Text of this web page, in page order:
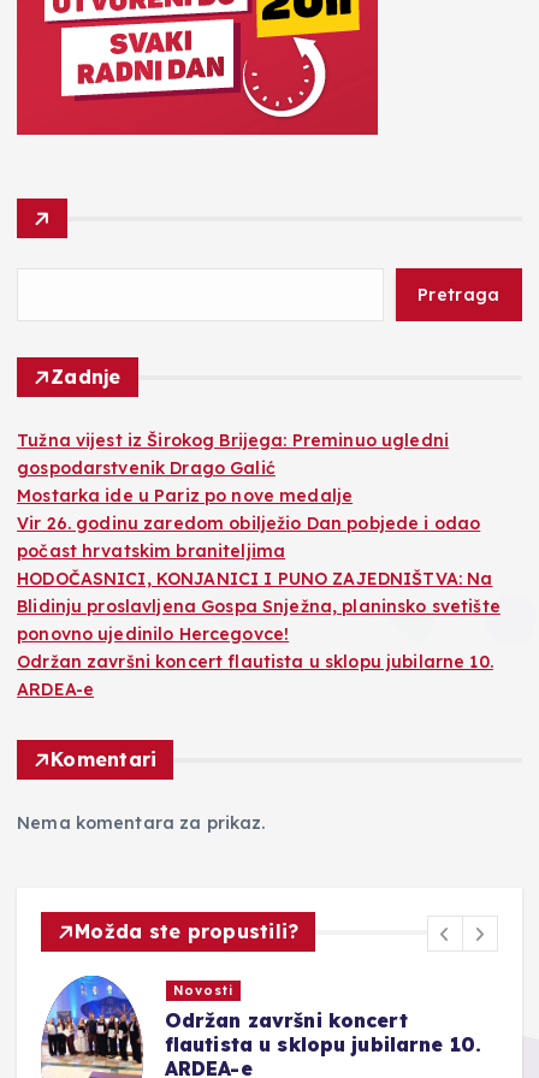
Pretraga
Zadnje
Tužna vijest iz Širokog Brijega: Preminuo ugledni
gospodarstvenik Drago Galić
Mostarka ide u Pariz po nove medalje
Vir 26. godinu zaredom obilježio Dan pobjede i odao
počast hrvatskim braniteljima
HODOČASNICI, KONJANICI I PUNO ZAJEDNIŠTVA: Na
Blidinju proslavljena Gospa Snježna, planinsko svetište
ponovno ujedinilo Hercegovce!
Održan završni koncert flautista u sklopu jubilarne 10.
ARDEA-e
Komentari
Nema komentara za prikaz.
Možda ste propustili?
Novosti
Održan završni koncert
flautista u sklopu jubilarne 10.
ARDEA-e